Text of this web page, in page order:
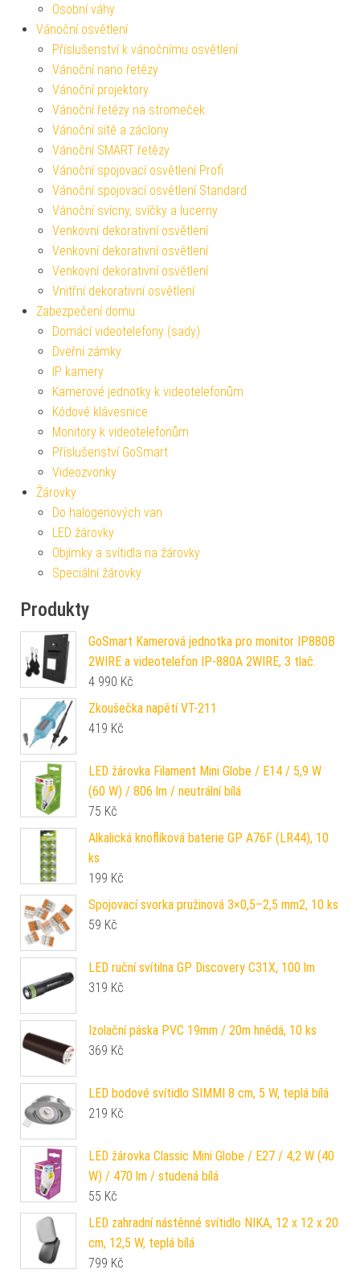
Osobní váhy
Vánoční osvětlení
Příslušenství k vánočnímu osvětlení
Vánoční nano řetězy
Vánoční projektory
Vánoční řetězy na stromeček
Vánoční sítě a záclony
Vánoční SMART řetězy
Vánoční spojovací osvětlení Profi
Vánoční spojovací osvětlení Standard
Vánoční svícny, svíčky a lucerny
Venkovní dekorativní osvětlení
Venkovní dekorativní osvětlení
Venkovní dekorativní osvětlení
Vnitřní dekorativní osvětlení
Zabezpečení domu
Domácí videotelefony (sady)
Dveřní zámky
IP kamery
Kamerové jednotky k videotelefonům
Kódové klávesnice
Monitory k videotelefonům
Příslušenství GoSmart
Videozvonky
Žárovky
Do halogenových van
LED žárovky
Objímky a svítidla na žárovky
Speciální žárovky
Produkty
GoSmart Kamerová jednotka pro monitor IP880B
2WIRE a videotelefon IP-880A 2WIRE, 3 tlač.
4 990 Kč
Zkoušečka napětí VT-211
419 Kč
LED žárovka Filament Mini Globe / E14 / 5,9 W
(60 W) / 806 lm / neutrální bílá
75 Kč
Alkalická knoflíková baterie GP A76F (LR44), 10
ks
199 Kč
Spojovací svorka pružinová 3×0,5–2,5 mm2, 10 ks
59 Kč
LED ruční svítilna GP Discovery C31X, 100 lm
319 Kč
Izolační páska PVC 19mm / 20m hnědá, 10 ks
369 Kč
LED bodové svítidlo SIMMI 8 cm, 5 W, teplá bílá
219 Kč
LED žárovka Classic Mini Globe / E27 / 4,2 W (40
W) / 470 lm / studená bílá
55 Kč
LED zahradní nástěnné svítidlo NIKA, 12 x 12 x 20
cm, 12,5 W, teplá bílá
799 Kč